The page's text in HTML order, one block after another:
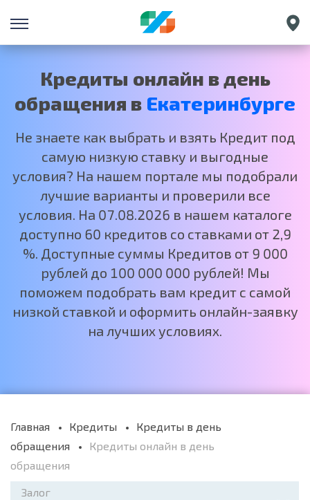
Санкт-Петербург
Краснодар
Нижний Новгород
Москва
Кредиты онлайн в день
обращения в Екатеринбурге
Не знаете как выбрать и взять Кредит под
самую низкую ставку и выгодные
условия? На нашем портале мы подобрали
лучшие варианты и проверили все
условия. На 07.08.2026 в нашем каталоге
доступно 60 кредитов со ставками от 2,9
%. Доступные суммы Кредитов от 9 000
рублей до 100 000 000 рублей! Мы
поможем подобрать вам кредит с самой
низкой ставкой и оформить онлайн-заявку
на лучших условиях.
Главная Кредиты
Кредиты в день
обращения
Кредиты онлайн в день
обращения
Залог